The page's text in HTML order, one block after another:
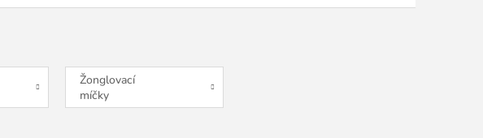
Žonglovací
míčky